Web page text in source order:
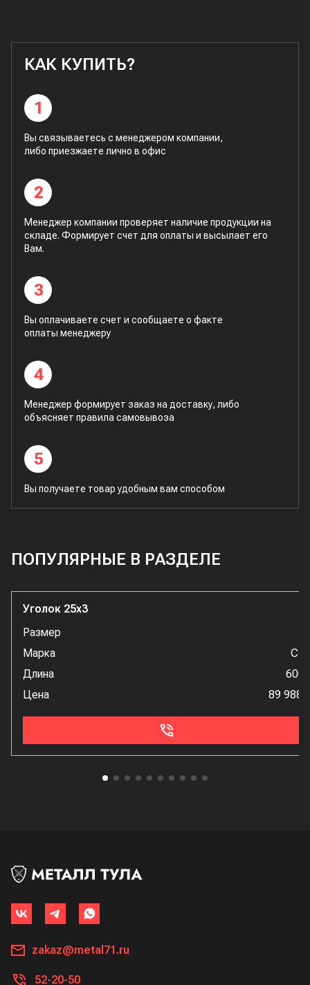
КАК КУПИТЬ?
1
Вы связываетесь с менеджером компании,
либо приезжаете лично в офис
2
Менеджер компании проверяет наличие продукции на
складе. Формирует счет для оплаты и высылает его
Вам.
3
Вы оплачиваете счет и сообщаете о факте
оплаты менеджеру
4
Менеджер формирует заказ на доставку, либо
объясняет правила самовывоза
5
Вы получаете товар удобным вам способом
ПОПУЛЯРНЫЕ В РАЗДЕЛЕ
Уголок 25x3
Размер
25
Марка
Ст3
Длина
6000
Цена
89 988 ₽
zakaz@metal71.ru
52-20-50